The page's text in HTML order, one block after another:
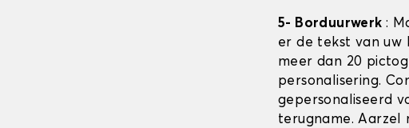
5- Borduurwerk :
er de tekst van uw
meer dan 20
personalisering.
gepersonaliseerd
terugname. Aarzel